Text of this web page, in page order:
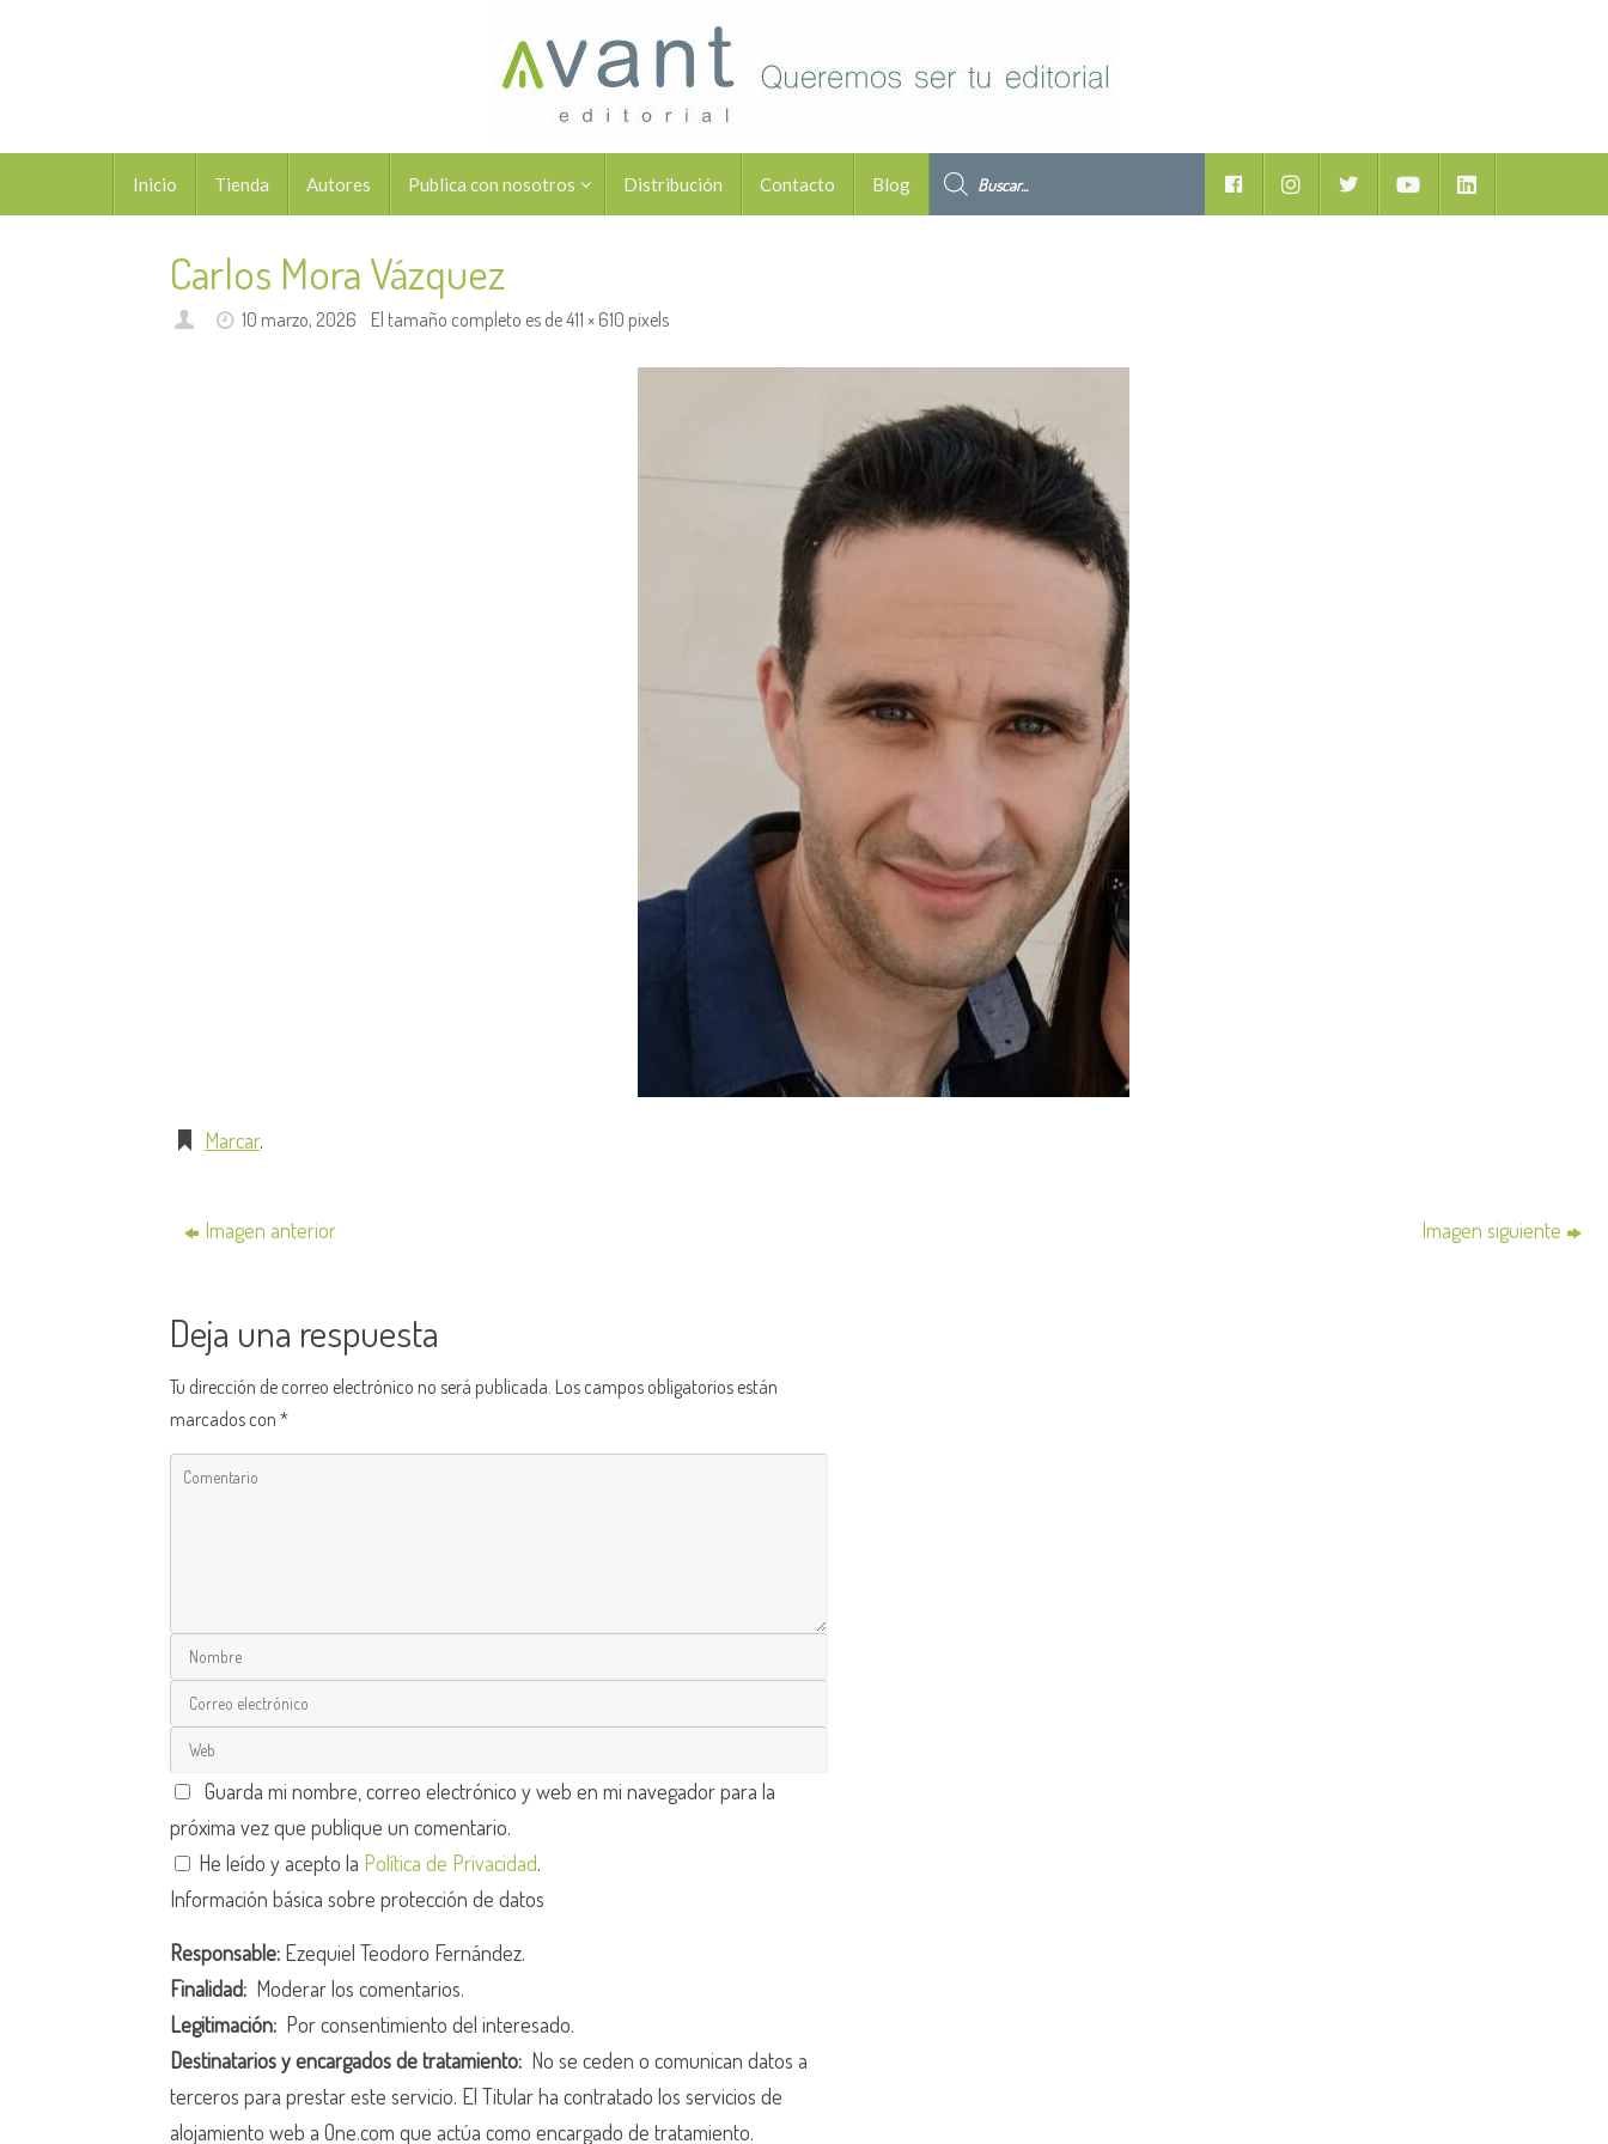
contenido
Inicio Tienda Autores Publica con nosotros Distribución Contacto Blog
Facebook YoutubeLinkedIn
Carlos Mora Vázquez
10 marzo, 2026 El tamaño completo es de411 × 610 pixels
Marcar.
Imagen anterior Imagen siguiente
Deja una respuesta
Tu dirección de correo electrónico no será publicada. Los campos obligatorios están
marcados con*
Guarda mi nombre, correo electrónico y web en mi navegador para la
próxima vez que publique un comentario.
He leído y acepto la Política de Privacidad.
Información básica sobre protección de datos
Responsable: Ezequiel Teodoro Fernández.
Finalidad: Moderar los comentarios.
Legitimación: Por consentimiento del interesado.
Destinatarios y encargados de tratamiento: No se ceden o comunican datos a
terceros para prestar este servicio. El Titular ha contratado los servicios de
alojamiento web a One.com que actúa como encargado de tratamiento.